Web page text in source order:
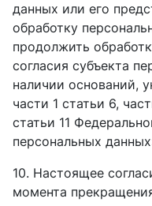
данных или его
обработку
продолжить
согласия субъекта
наличии оснований,
части 1 статьи 6,
статьи 11
персональных
10. Настоящее
момента